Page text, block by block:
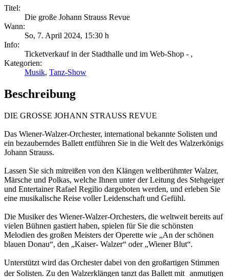
Titel:
Die große Johann Strauss Revue
Wann:
So, 7. April 2024, 15:30 h
Info:
Ticketverkauf in der Stadthalle und im Web-Shop - ,
Kategorien:
Musik, Tanz-Show
Beschreibung
DIE GROSSE JOHANN STRAUSS REVUE
Das Wiener-Walzer-Orchester, international bekannte Solisten und
ein bezauberndes Ballett entführen Sie in die Welt des Walzerkönigs
Johann Strauss.
Lassen Sie sich mitreißen von den Klängen weltberühmter Walzer,
Märsche und Polkas, welche Ihnen unter der Leitung des Stehgeiger
und Entertainer Rafael Regilio dargeboten werden, und erleben Sie
eine musikalische Reise voller Leidenschaft und Gefühl.
Die Musiker des Wiener-Walzer-Orchesters, die weltweit bereits auf
vielen Bühnen gastiert haben, spielen für Sie die schönsten
Melodien des großen Meisters der Operette wie „An der schönen
blauen Donau“, den „Kaiser- Walzer“ oder „Wiener Blut“.
Unterstützt wird das Orchester dabei von den großartigen Stimmen
der Solisten. Zu den Walzerklängen tanzt das Ballett mit anmutigen